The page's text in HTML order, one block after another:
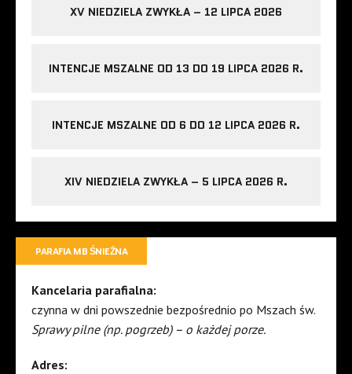
XV NIEDZIELA ZWYKŁA – 12 LIPCA 2026
INTENCJE MSZALNE OD 13 DO 19 LIPCA 2026 R.
INTENCJE MSZALNE OD 6 DO 12 LIPCA 2026 R.
XIV NIEDZIELA ZWYKŁA – 5 LIPCA 2026 R.
PARAFIA MB ŚNIEŻNA
Kancelaria parafialna:
czynna w dni powszednie bezpośrednio po Mszach św.
Sprawy pilne (np. pogrzeb) – o każdej porze.
Adres: